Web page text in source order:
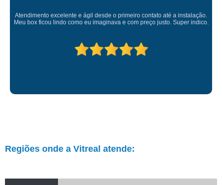
Atendimento excelente e ágil desde o primeiro contato até a instalação.
Meu box ficou lindo como eu imaginava e com preço justo. Super indico.
Regiões onde a Vitreal atende: